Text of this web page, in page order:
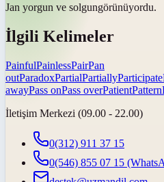
Jan yorgun ve solgungörünüyordu.
İlgili Kelimeler
PainfulPainlessPairPan
outParadoxPartialPartiallyParticipate
awayPass onPass overPatientPattern
İletişim Merkezi (09.00 - 22.00)
0(312) 911 37 15
0(546) 855 07 15